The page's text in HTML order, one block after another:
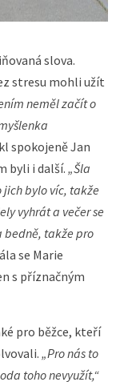
slova.
stresu mohli užít
neměl začít o
spokojeně Jan
byli i další. „Šla
jich bylo víc, takže
vyhrát a večer se
bedně, takže pro
se Marie
s příznačným
pro běžce, kteří
„Pro nás to
toho nevyužít,“